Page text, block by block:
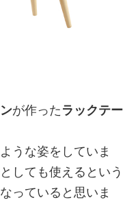
が作ったラックテー
うな姿をしていま
しても使えるという
っていると思いま